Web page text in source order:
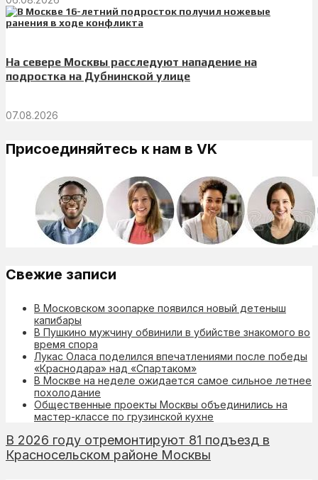
На севере Москвы расследуют нападение на
подростка на Дубнинской улице
07.08.2026
Присоединяйтесь к нам в VK
Свежие записи
В Московском зоопарке появился новый детеныш
капибары
В Пушкино мужчину обвинили в убийстве знакомого во
время спора
Лукас Оласа поделился впечатлениями после победы
«Краснодара» над «Спартаком»
В Москве на неделе ожидается самое сильное летнее
похолодание
Общественные проекты Москвы объединились на
мастер-классе по грузинской кухне
В 2026 году отремонтируют 81 подъезд в
Красносельском районе Москвы